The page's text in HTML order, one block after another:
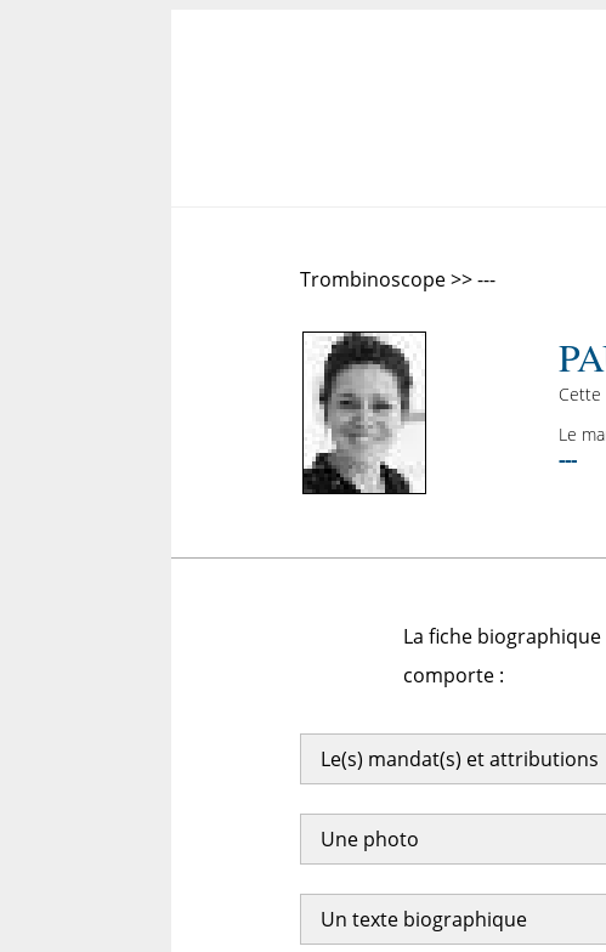
Trombinoscope >> ---
Cette
Le
---
La fiche
comporte :
Le(s) mandat(s) et attributions
Une photo
Un texte biographique